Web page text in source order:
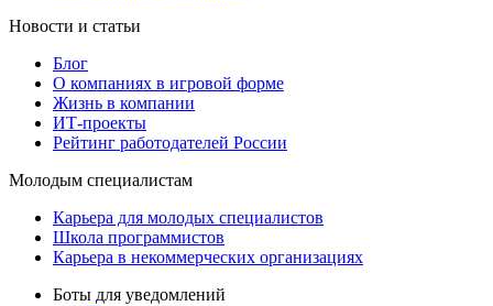
Новости и статьи
Блог
О компаниях в игровой форме
Жизнь в компании
ИТ-проекты
Рейтинг работодателей России
Молодым специалистам
Карьера для молодых специалистов
Школа программистов
Карьера в некоммерческих организациях
Боты для уведомлений